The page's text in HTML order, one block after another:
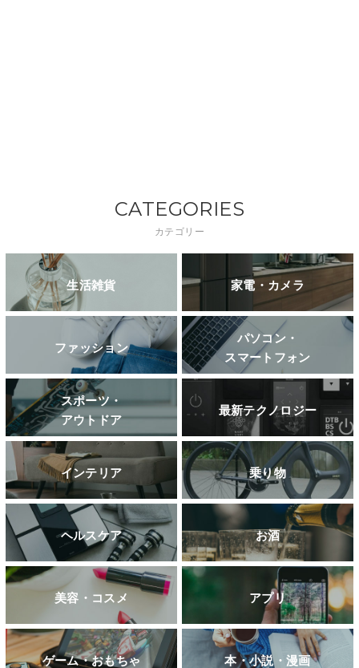
CATEGORIES
カテゴリー
生活雑貨 家電・カメラ
ファッション
パソコン・
スマートフォン
スポーツ・
アウトドア
最新テクノロジー
インテリア 乗り物
ヘルスケア お酒
美容・コスメ アプリ
ゲーム・おもちゃ 本・小説・漫画